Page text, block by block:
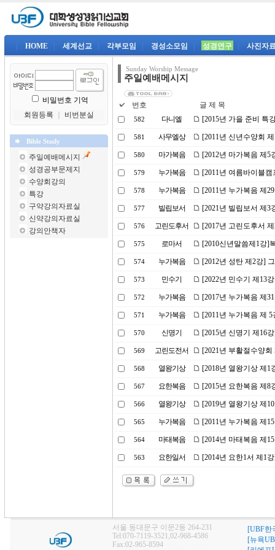
HOME 세계선교 각부모임 경성소모임 성경연구 사진자
비밀번호 기억
회원등록
비번분실
Bible Study
주일예배메시지
성경공부문제지
수양회강의
특강
구약강의자료실
신약강의자료실
강의안책자
Sunday Worship Message
주일예배메시지
번호 글 제 목
582 다니엘 [2015년 가을 준비 특
581 사무엘상 [2011년 신년수양회
580 마가복음 [2012년 마가복음 제5
579 누가복음 [2011년 여름바이블
578 누가복음 [2011년 누가복음 제
577 빌립보서 [2021년 빌립보서 제3
576 고린도후서 [2017년 고린도후서
575 로마서 [2010신년말씀제1강]
574 누가복음 [2012년 성탄 제2강]
573 민수기 [2022년 민수기 제13
572 누가복음 [2017년 누가복음 제
571 누가복음 [2011년 누가복음 제
570 신명기 [2015년 신명기 제16
569 고린도전서 [2021년 부활절수양
568 열왕기상 [2018년 열왕기상 제1
567 요한복음 [2015년 요한복음 제
566 열왕기상 [2019년 열왕기상 제
565 누가복음 [2011년 누가복음 제
564 마태복음 [2014년 마태복음 제
563 요한일서 [2014년 요한1서 제1
서울 동대문구 이문2동 264-231
Tel:070-7119-3521,02-968-4586
Fax:02-965-8594
[UBF한
[뉴욕